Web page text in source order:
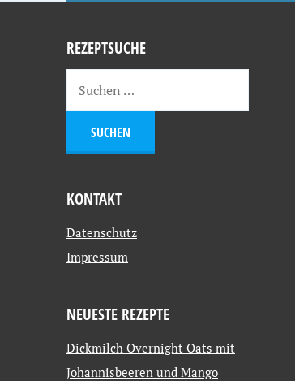
REZEPTSUCHE
KONTAKT
Datenschutz
Impressum
NEUESTE REZEPTE
Dickmilch Overnight Oats mit
Johannisbeeren und Mango